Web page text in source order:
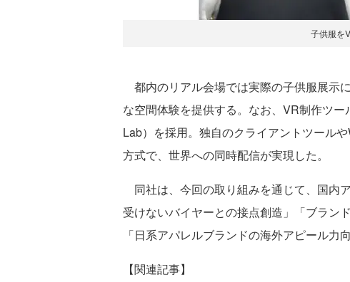
子供服を
都内のリアル会場では実際の子供服展示
な空間体験を提供する。なお、VR制作ツ
Lab）を採用。独自のクライアントツール
方式で、世界への同時配信が実現した。
同社は、今回の取り組みを通じて、国内
受けないバイヤーとの接点創造」「ブラン
「日系アパレルブランドの海外アピール力
【関連記事】